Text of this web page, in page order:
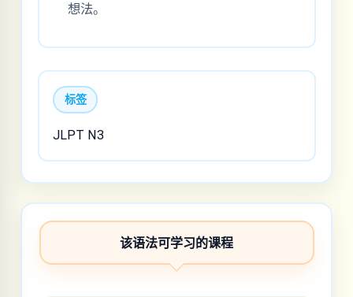
想法。
标签
JLPT N3
该语法可学习的课程